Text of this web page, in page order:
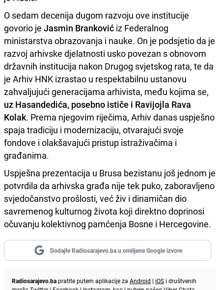
O sedam decenija dugom razvoju ove institucije
govorio je Jasmin Branković iz Federalnog
ministarstva obrazovanja i nauke. On je podsjetio da je
razvoj arhivske djelatnosti usko povezan s obnovom
državnih institucija nakon Drugog svjetskog rata, te da
je Arhiv HNK izrastao u respektabilnu ustanovu
zahvaljujući generacijama arhivista, među kojima se,
uz Hasandedića, posebno ističe i Ravijojla Rava
Kolak. Prema njegovim riječima, Arhiv danas uspješno
spaja tradiciju i modernizaciju, otvarajući svoje
fondove i olakšavajući pristup istraživačima i
građanima.
Uspješna prezentacija u Brusa bezistanu još jednom je
potvrdila da arhivska građa nije tek puko, zaboravljeno
svjedočanstvo prošlosti, već živ i dinamičan dio
savremenog kulturnog života koji direktno doprinosi
očuvanju kolektivnog pamćenja Bosne i Hercegovine.
Dodajte Radiosarajevo.ba u omiljene Google izvore
Radiosarajevo.bapratite putem aplikacije za Android | iOS i društvenih